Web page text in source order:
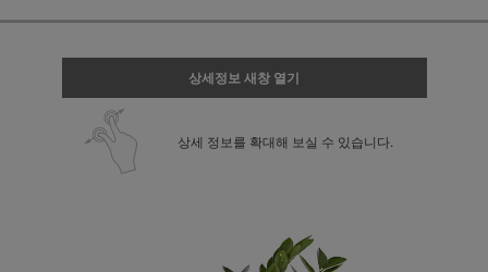
상세정보 새창 열기
상세 정보를 확대해 보실 수 있습니다.